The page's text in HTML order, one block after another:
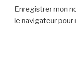
Enregistrer mon
le navigateur